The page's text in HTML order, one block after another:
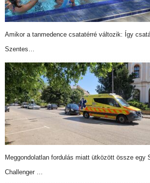
Amikor a tanmedence csatatérré változik: Így
Szentes…
Meggondolatlan fordulás miatt ütközött össze egy
Challenger …